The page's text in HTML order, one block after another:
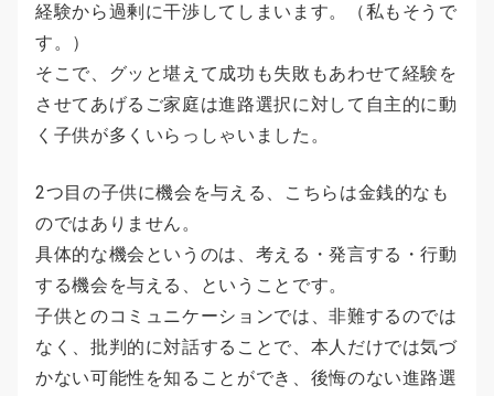
経験から過剰に干渉してしまいます。（私もそうで
す。）
そこで、グッと堪えて成功も失敗もあわせて経験を
させてあげるご家庭は進路選択に対して自主的に動
く子供が多くいらっしゃいました。
2つ目の子供に機会を与える、こちらは金銭的なも
のではありません。
具体的な機会というのは、考える・発言する・行動
する機会を与える、ということです。
子供とのコミュニケーションでは、非難するのでは
なく、批判的に対話することで、本人だけでは気づ
かない可能性を知ることができ、後悔のない進路選